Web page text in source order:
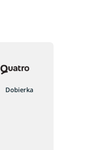
Dobierka